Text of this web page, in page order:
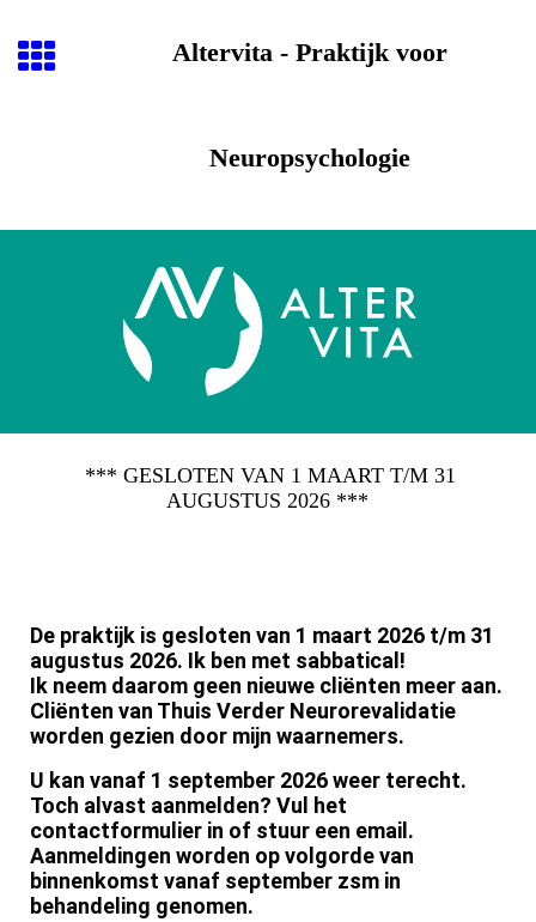
Altervita - Praktijk voor
Neuropsychologie
*** GESLOTEN VAN 1 MAART T/M 31
AUGUSTUS 2026 ***
De praktijk is gesloten van 1 maart 2026 t/m 31
augustus 2026. Ik ben met sabbatical!
Ik neem daarom geen nieuwe cliënten meer aan.
Cliënten van Thuis Verder Neurorevalidatie
worden gezien door mijn waarnemers.
U kan vanaf 1 september 2026 weer terecht.
Toch alvast aanmelden? Vul het
contactformulier in of stuur een email.
Aanmeldingen worden op volgorde van
binnenkomst vanaf september zsm in
behandeling genomen.